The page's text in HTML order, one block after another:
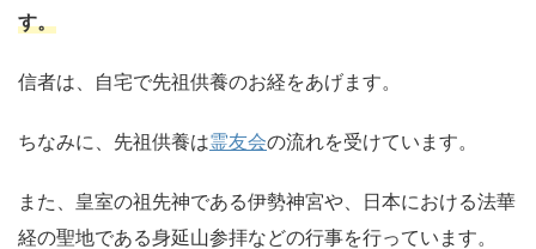
す。
信者は、自宅で先祖供養のお経をあげます。
ちなみに、先祖供養は霊友会の流れを受けています。
また、皇室の祖先神である伊勢神宮や、日本における法華
経の聖地である身延山参拝などの行事を行っています。